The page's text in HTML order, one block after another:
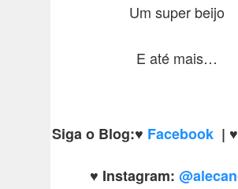
Um super beijo
E até mais…
Siga o Blog:♥ Facebook | ♥
♥ Instagram: